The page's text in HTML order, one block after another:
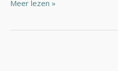
Meer lezen »